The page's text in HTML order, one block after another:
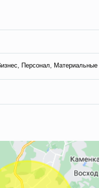
Персонал,